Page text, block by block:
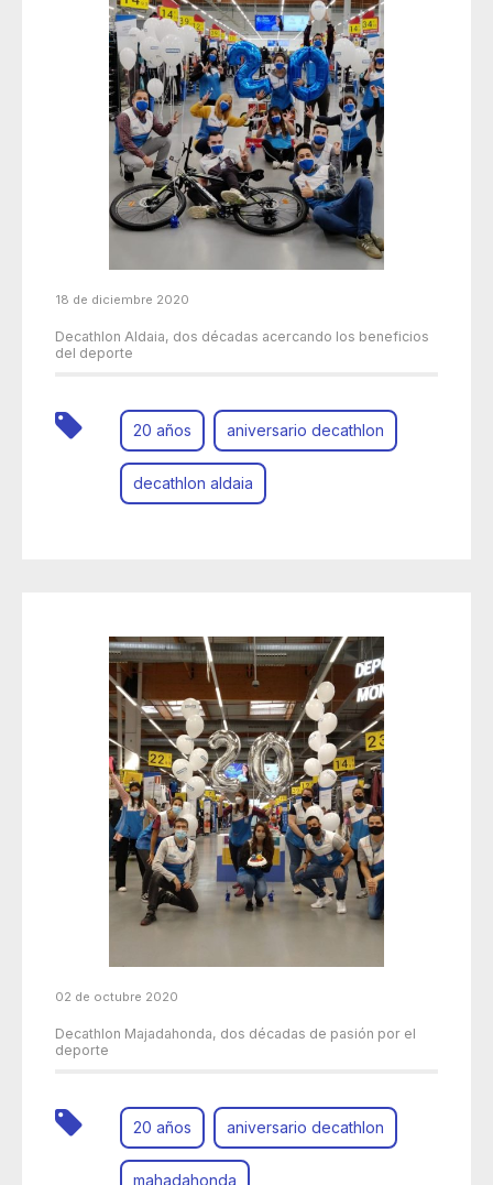
18 de diciembre 2020
Decathlon Aldaia, dos décadas acercando los beneficios
del deporte
20 años aniversario decathlon
decathlon aldaia
02 de octubre 2020
Decathlon Majadahonda, dos décadas de pasión por el
deporte
20 años aniversario decathlon
mahadahonda